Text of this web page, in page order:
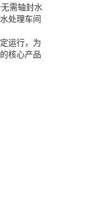
需轴封水
处理车间
运行，为
核心产品